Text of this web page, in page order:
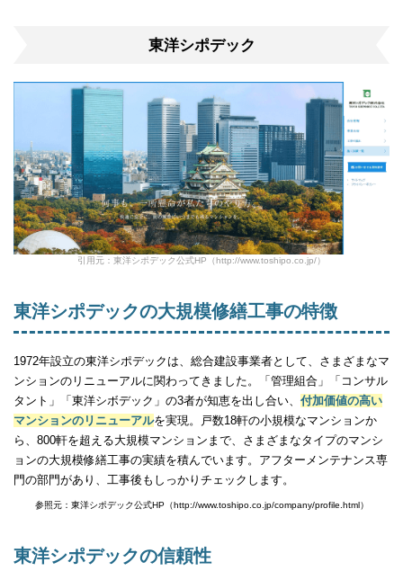
東洋シポデック
引用元：東洋シポデック公式HP（http://www.toshipo.co.jp/）
東洋シポデックの大規模修繕工事の特徴
1972年設立の東洋シポデックは、総合建設事業者として、さまざまなマ
ンションのリニューアルに関わってきました。「管理組合」「コンサル
タント」「東洋シボデック」の3者が知恵を出し合い、 付加価値の高い
マンションのリニューアルを実現。戸数18軒の小規模なマンションか
ら、800軒を超える大規模マンションまで、さまざまなタイプのマンシ
ョンの大規模修繕工事の実績を積んでいます。アフターメンテナンス専
門の部門があり、工事後もしっかりチェックします。
参照元：東洋シポデック公式HP（http://www.toshipo.co.jp/company/profile.html）
東洋シポデックの信頼性